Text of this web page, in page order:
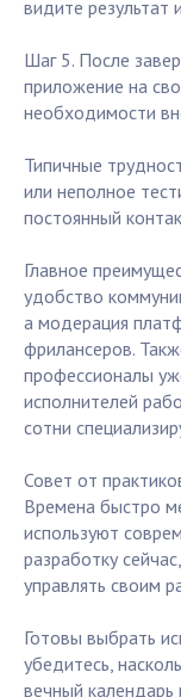
видите результат
Шаг 5. После
приложение на
необходимости
Типичные
или неполное
постоянный
Главное
удобство
а модерация
фрилансеров.
профессионалы
исполнителей
сотни
Совет от
Времена быстро
используют
разработку
управлять своим
Готовы выбрать
убедитесь,
вечный